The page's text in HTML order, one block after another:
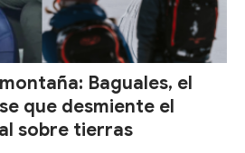
Baguales, el
que desmiente el
sobre tierras